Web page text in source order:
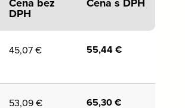
DPH
45,07€ 55,44€
53,09€ 65,30€